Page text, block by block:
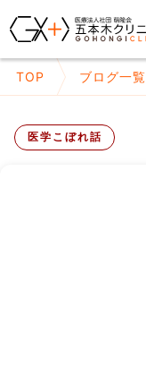
TOP ブログ一覧
医学こぼれ話